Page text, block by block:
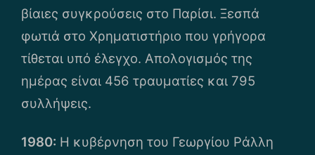
βίαιες συγκρούσεις στο Παρίσι. Ξεσπά
φωτιά στο Χρηματιστήριο που γρήγορα
τίθεται υπό έλεγχο. Απολογισμός της
ημέρας είναι 456 τραυματίες και 795
συλλήψεις.
1980: Η κυβέρνηση του Γεωργίου Ράλλη